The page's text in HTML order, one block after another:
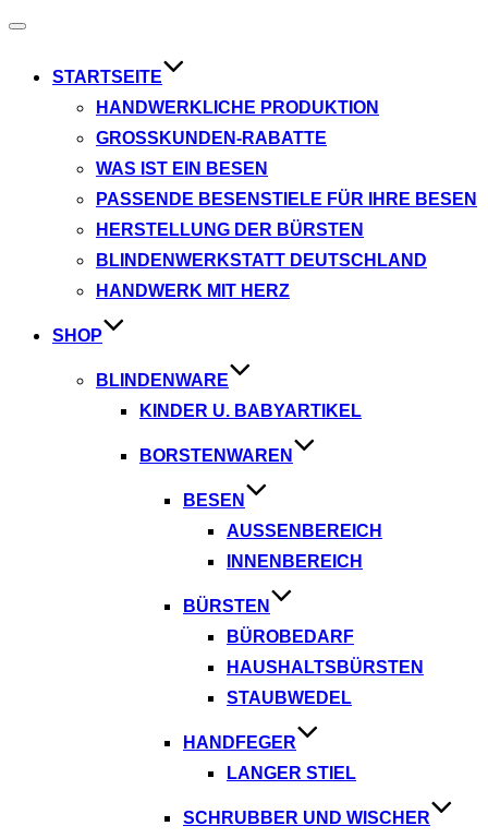
Navigation
STARTSEITE
HANDWERKLICHE PRODUKTION
GROSSKUNDEN-RABATTE
WAS IST EIN BESEN
PASSENDE BESENSTIELE FÜR IHRE BESEN
HERSTELLUNG DER BÜRSTEN
BLINDENWERKSTATT DEUTSCHLAND
HANDWERK MIT HERZ
SHOP
BLINDENWARE
KINDER U. BABYARTIKEL
BORSTENWAREN
BESEN
AUSSENBEREICH
INNENBEREICH
BÜRSTEN
BÜROBEDARF
HAUSHALTSBÜRSTEN
STAUBWEDEL
HANDFEGER
LANGER STIEL
SCHRUBBER UND WISCHER